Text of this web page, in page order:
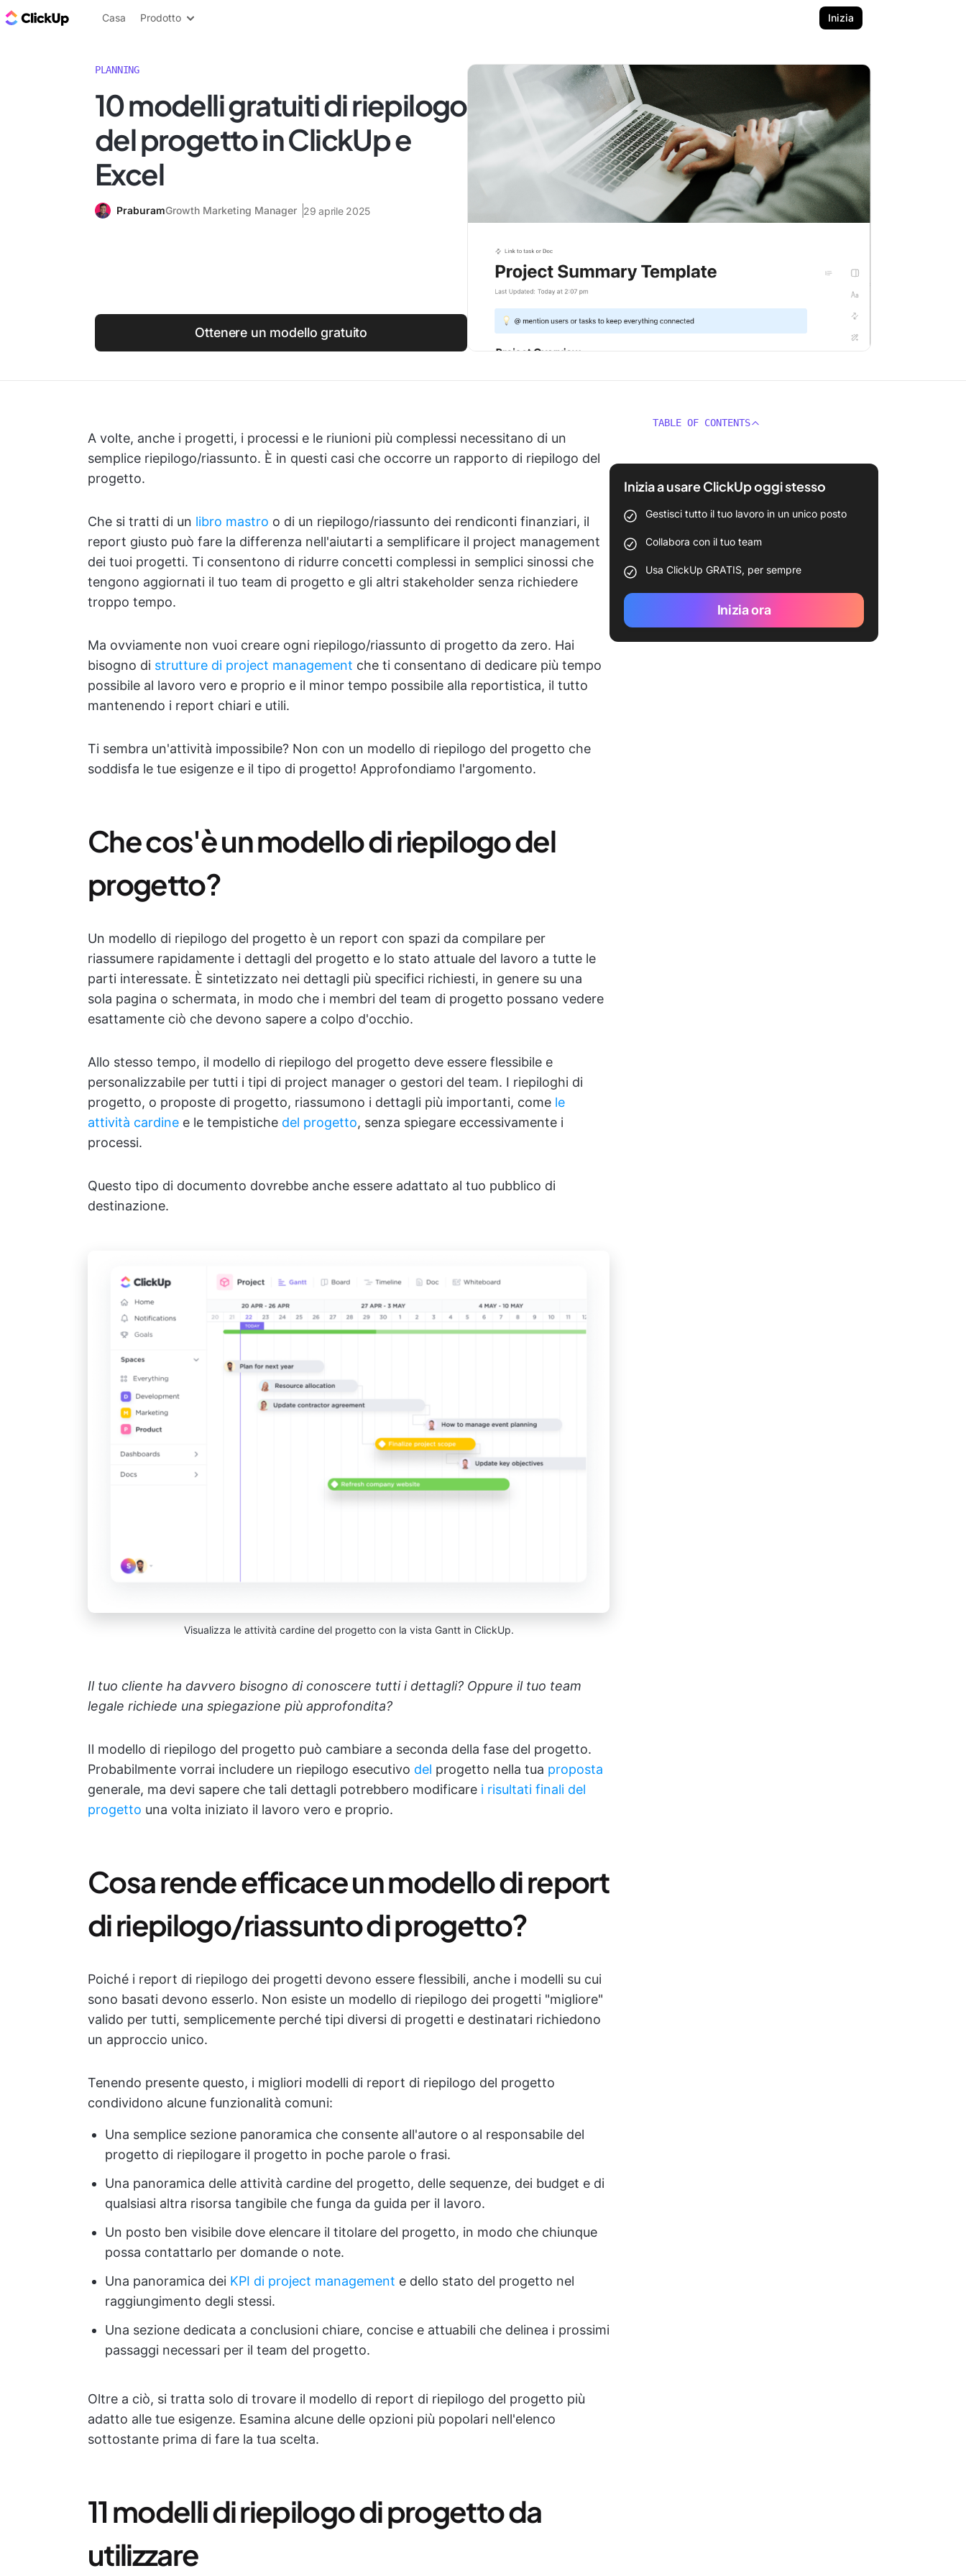
Blog di ClickUp
Casa Prodotto Inizia
PLANNING
10 modelli gratuiti di riepilogo
del progetto in ClickUp e
Excel
PraburamGrowth Marketing Manager 29 aprile 2025
Ottenere un modello gratuito
A volte, anche i progetti, i processi e le riunioni più complessi necessitano di un
semplice riepilogo/riassunto. È in questi casi che occorre un rapporto di riepilogo del
progetto.
Che si tratti di un libro mastro o di un riepilogo/riassunto dei rendiconti finanziari, il
report giusto può fare la differenza nell'aiutarti a semplificare il project management
dei tuoi progetti. Ti consentono di ridurre concetti complessi in semplici sinossi che
tengono aggiornati il tuo team di progetto e gli altri stakeholder senza richiedere
troppo tempo.
Ma ovviamente non vuoi creare ogni riepilogo/riassunto di progetto da zero. Hai
bisogno di strutture di project management che ti consentano di dedicare più tempo
possibile al lavoro vero e proprio e il minor tempo possibile alla reportistica, il tutto
mantenendo i report chiari e utili.
Ti sembra un'attività impossibile? Non con un modello di riepilogo del progetto che
soddisfa le tue esigenze e il tipo di progetto! Approfondiamo l'argomento.
Che cos'è un modello di riepilogo del
progetto?
Un modello di riepilogo del progetto è un report con spazi da compilare per
riassumere rapidamente i dettagli del progetto e lo stato attuale del lavoro a tutte le
parti interessate. È sintetizzato nei dettagli più specifici richiesti, in genere su una
sola pagina o schermata, in modo che i membri del team di progetto possano vedere
esattamente ciò che devono sapere a colpo d'occhio.
Allo stesso tempo, il modello di riepilogo del progetto deve essere flessibile e
personalizzabile per tutti i tipi di project manager o gestori del team. I riepiloghi di
progetto, o proposte di progetto, riassumono i dettagli più importanti, come le
attività cardine e le tempistiche del progetto, senza spiegare eccessivamente i
processi.
Questo tipo di documento dovrebbe anche essere adattato al tuo pubblico di
destinazione.
Visualizza le attività cardine del progetto con la vista Gantt in ClickUp.
Il tuo cliente ha davvero bisogno di conoscere tutti i dettagli? Oppure il tuo team
legale richiede una spiegazione più approfondita?
Il modello di riepilogo del progetto può cambiare a seconda della fase del progetto.
Probabilmente vorrai includere un riepilogo esecutivo del progetto nella tua proposta
generale, ma devi sapere che tali dettagli potrebbero modificare i risultati finali del
progetto una volta iniziato il lavoro vero e proprio.
Cosa rende efficace un modello di report
di riepilogo/riassunto di progetto?
Poiché i report di riepilogo dei progetti devono essere flessibili, anche i modelli su cui
sono basati devono esserlo. Non esiste un modello di riepilogo dei progetti "migliore"
valido per tutti, semplicemente perché tipi diversi di progetti e destinatari richiedono
un approccio unico.
Tenendo presente questo, i migliori modelli di report di riepilogo del progetto
condividono alcune funzionalità comuni:
Una semplice sezione panoramica che consente all'autore o al responsabile del
progetto di riepilogare il progetto in poche parole o frasi.
Una panoramica delle attività cardine del progetto, delle sequenze, dei budget e di
qualsiasi altra risorsa tangibile che funga da guida per il lavoro.
Un posto ben visibile dove elencare il titolare del progetto, in modo che chiunque
possa contattarlo per domande o note.
Una panoramica dei KPI di project management e dello stato del progetto nel
raggiungimento degli stessi.
Una sezione dedicata a conclusioni chiare, concise e attuabili che delinea i prossimi
passaggi necessari per il team del progetto.
Oltre a ciò, si tratta solo di trovare il modello di report di riepilogo del progetto più
adatto alle tue esigenze. Esamina alcune delle opzioni più popolari nell'elenco
sottostante prima di fare la tua scelta.
11 modelli di riepilogo di progetto da
utilizzare
TABLE OF CONTENTS
Inizia a usare ClickUp oggi stesso
Gestisci tutto il tuo lavoro in un unico posto
Collabora con il tuo team
Usa ClickUp GRATIS, per sempre
Inizia ora